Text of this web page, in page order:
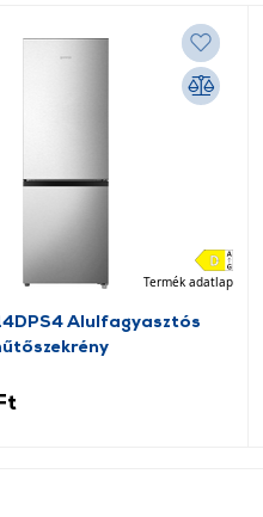
Termék adatlap
Alulfagyasztós